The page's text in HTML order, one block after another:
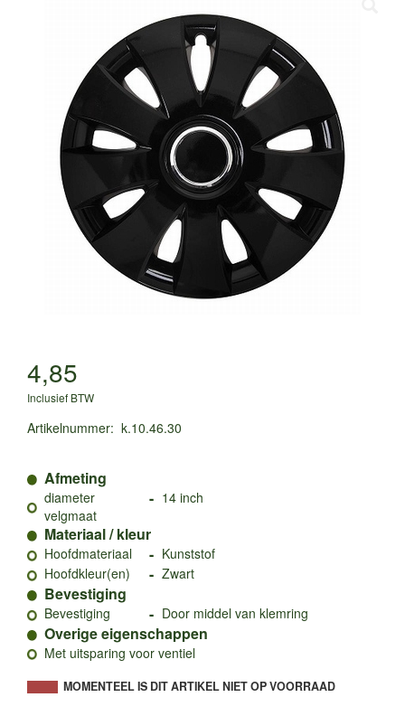
4,85
Inclusief BTW
Artikelnummer: k.10.46.30
Afmeting
diameter
velgmaat
- 14 inch
Materiaal / kleur
Hoofdmateriaal - Kunststof
Hoofdkleur(en)
- Zwart
Bevestiging
Bevestiging - Door middel van klemring
Overige eigenschappen
Met uitsparing voor ventiel
MOMENTEEL IS DIT ARTIKEL NIET OP VOORRAAD